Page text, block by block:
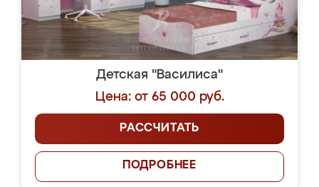
Детская "Василиса"
Цена: от 65 000 руб.
РАССЧИТАТЬ
ПОДРОБНЕЕ